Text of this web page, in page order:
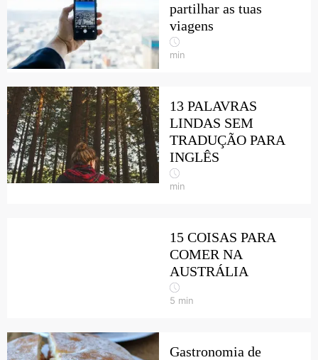
partilhar as tuas
viagens
min
13 PALAVRAS
LINDAS SEM
TRADUÇÃO PARA
INGLÊS
min
15 COISAS PARA
COMER NA
AUSTRÁLIA
5 min
Gastronomia de